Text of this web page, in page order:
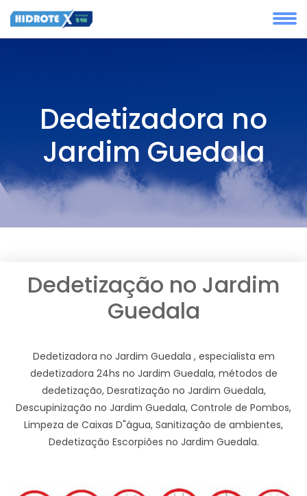
Dedetizadora no
Jardim Guedala
Dedetização no Jardim
Guedala
Dedetizadora no Jardim Guedala , especialista em
dedetizadora 24hs no Jardim Guedala, métodos de
dedetização, Desratização no Jardim Guedala,
Descupinização no Jardim Guedala, Controle de Pombos,
Limpeza de Caixas D"água, Sanitização de ambientes,
Dedetização Escorpiões no Jardim Guedala.